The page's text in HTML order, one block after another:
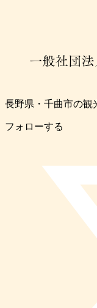
長野県・千曲市の観
フォローする